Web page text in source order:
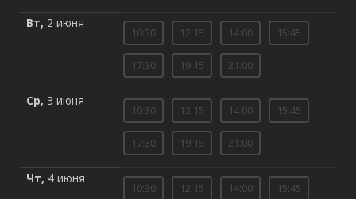
Вт, 2 июня
10:30 12:15 14:00 15:45
17:30 19:15 21:00
Ср, 3 июня
10:30 12:15 14:00 15:45
17:30 19:15 21:00
Чт, 4 июня
10:30 12:15 14:00 15:45